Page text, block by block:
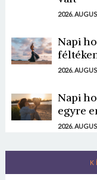
2026.
Napi
2026.
Napi
egyre
2026.